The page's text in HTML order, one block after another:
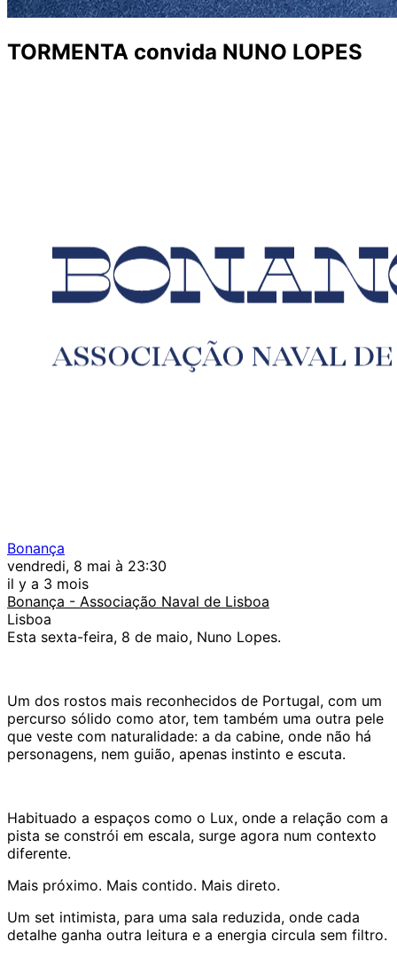
TORMENTA convida NUNO LOPES
Bonança
vendredi, 8 mai à 23:30
il y a 3 mois
Bonança - Associação Naval de Lisboa
Lisboa
Esta sexta-feira, 8 de maio, Nuno Lopes.
Um dos rostos mais reconhecidos de Portugal, com um
percurso sólido como ator, tem também uma outra pele
que veste com naturalidade: a da cabine, onde não há
personagens, nem guião, apenas instinto e escuta.
Habituado a espaços como o Lux, onde a relação com a
pista se constrói em escala, surge agora num contexto
diferente.
Mais próximo. Mais contido. Mais direto.
Um set intimista, para uma sala reduzida, onde cada
detalhe ganha outra leitura e a energia circula sem filtro.